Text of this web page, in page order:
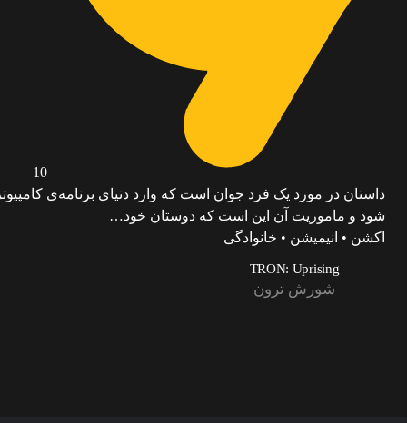
10
داستان در مورد یک فرد جوان است که وارد دنیای برنامه‌ی
شود و ماموریت آن این است که دوستان خود…
اکشن • انیمیشن • خانوادگی
TRON: Uprising
شورش ترون